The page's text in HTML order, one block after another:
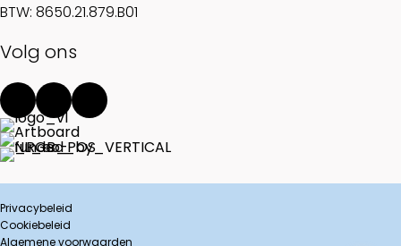
BTW: 8650.21.879.B01
Volg ons
Privacybeleid
Cookiebeleid
Algemene voorwaarden